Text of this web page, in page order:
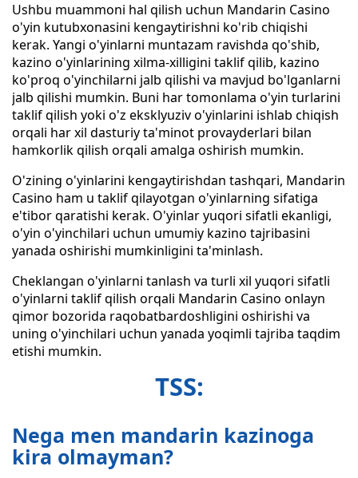
Ushbu muammoni hal qilish uchun Mandarin Casino
o'yin kutubxonasini kengaytirishni ko'rib chiqishi
kerak. Yangi o'yinlarni muntazam ravishda qo'shib,
kazino o'yinlarining xilma-xilligini taklif qilib, kazino
ko'proq o'yinchilarni jalb qilishi va mavjud bo'lganlarni
jalb qilishi mumkin. Buni har tomonlama o'yin turlarini
taklif qilish yoki o'z eksklyuziv o'yinlarini ishlab chiqish
orqali har xil dasturiy ta'minot provayderlari bilan
hamkorlik qilish orqali amalga oshirish mumkin.
O'zining o'yinlarini kengaytirishdan tashqari, Mandarin
Casino ham u taklif qilayotgan o'yinlarning sifatiga
e'tibor qaratishi kerak. O'yinlar yuqori sifatli ekanligi,
o'yin o'yinchilari uchun umumiy kazino tajribasini
yanada oshirishi mumkinligini ta'minlash.
Cheklangan o'yinlarni tanlash va turli xil yuqori sifatli
o'yinlarni taklif qilish orqali Mandarin Casino onlayn
qimor bozorida raqobatbardoshligini oshirishi va
uning o'yinchilari uchun yanada yoqimli tajriba taqdim
etishi mumkin.
TSS:
Nega men mandarin kazinoga
kira olmayman?